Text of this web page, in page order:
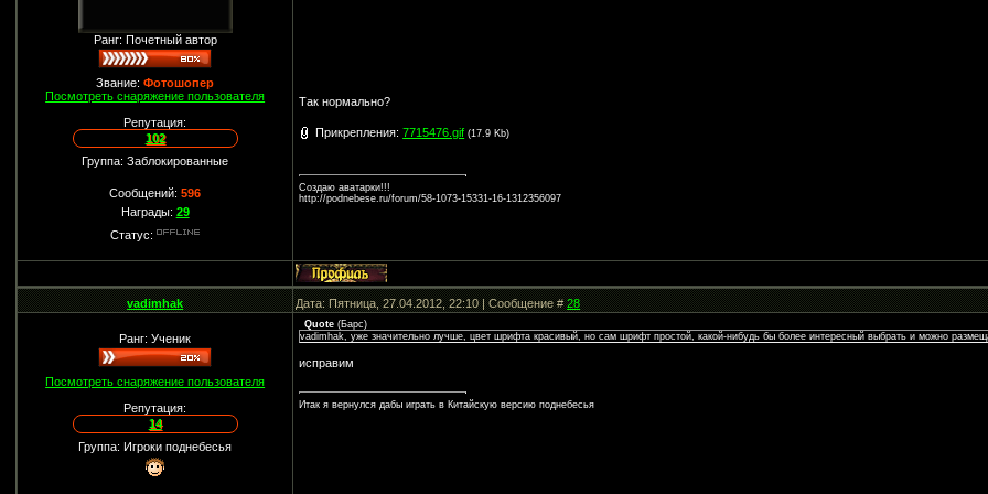
Ранг: Почетный автор
Звание:Фотошопер
Посмотреть снаряжение пользователя
Репутация:
102
Группа: Заблокированные
Сообщений:596
Награды: 29
Статус:
Так нормально?
Прикрепления:7715476.gif (17.9 Kb)
Создаю аватарки!!!
http://podnebese.ru/forum/58-1073-15331-16-1312356097
vadimhak Дата: Пятница, 27.04.2012, 22:10 | Сообщение #28
Ранг: Ученик
Посмотреть снаряжение пользователя
Репутация:
14
Группа: Игроки поднебесья
Quote (Барс)
vadimhak, уже значительно лучше, цвет шрифта красивый, но сам шрифт простой, какой-нибудь бы более интересный выбрать и можно
исправим
Итак я вернулся дабы играть в Китайскую версию поднебесья